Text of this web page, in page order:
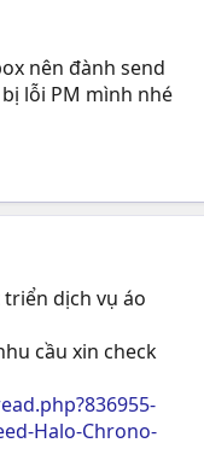
nên đành send
lỗi PM mình nhé
dịch vụ áo
cầu xin check
Halo-Chrono-